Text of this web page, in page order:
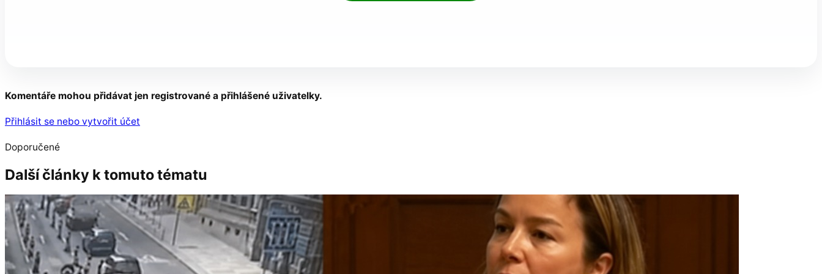
Komentáře mohou přidávat jen registrované a přihlášené uživatelky.
Přihlásit se nebo vytvořit účet
Doporučené
Další články k tomuto tématu